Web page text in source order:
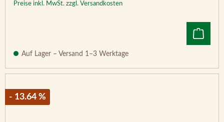
Preise inkl. MwSt. zzgl. Versandkosten
Auf Lager – Versand 1–3 Werktage
- 13.64 %